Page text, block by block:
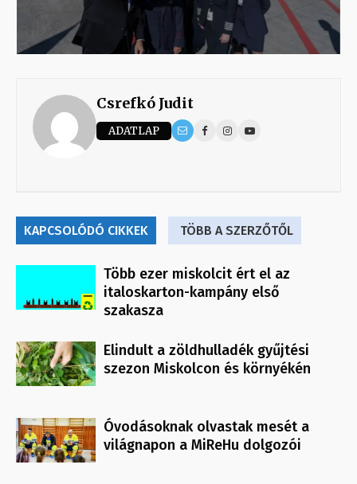
Csrefkó Judit
ADATLAP
KAPCSOLÓDÓ CIKKEK TÖBB A SZERZŐTŐL
Több ezer miskolcit ért el az
italoskarton-kampány első
szakasza
Elindult a zöldhulladék gyűjtési
szezon Miskolcon és környékén
Óvodásoknak olvastak mesét a
világnapon a MiReHu dolgozói